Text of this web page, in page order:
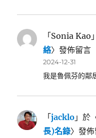
「Sonia Kao
絡〉發佈留言
2024-12-31
我是魯佩芬的鄰
「jacklo 」於
長)名錄〉發